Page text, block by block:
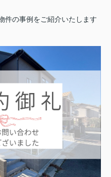
件の事例をご紹介いたします‍